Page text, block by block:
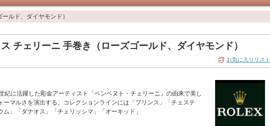
ルド、ダイヤモンド）
チェリーニ 手巻き（ローズゴールド、ダイヤモンド）
お気に入りリスト
紀に活躍した彫金アーティスト「ベンベヌト・チェリーニ」の由来で美し
ーマルさを演出する。コレクションラインには「プリンス」「チェステ
ム」「ダナオス」「チェリッシマ」「オーキッド」